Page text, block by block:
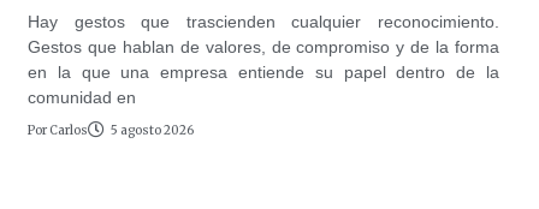
Hay gestos que trascienden cualquier reconocimiento.
Gestos que hablan de valores, de compromiso y de la forma
en la que una empresa entiende su papel dentro de la
comunidad en
Por Carlos 5 agosto 2026